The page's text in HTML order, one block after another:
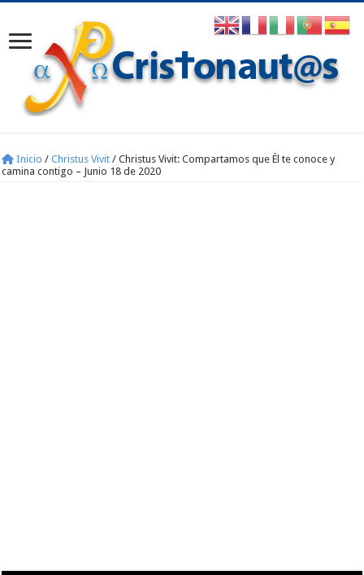
Inicio / Christus Vivit / Christus Vivit: Compartamos que Él te conoce y
camina contigo – Junio 18 de 2020